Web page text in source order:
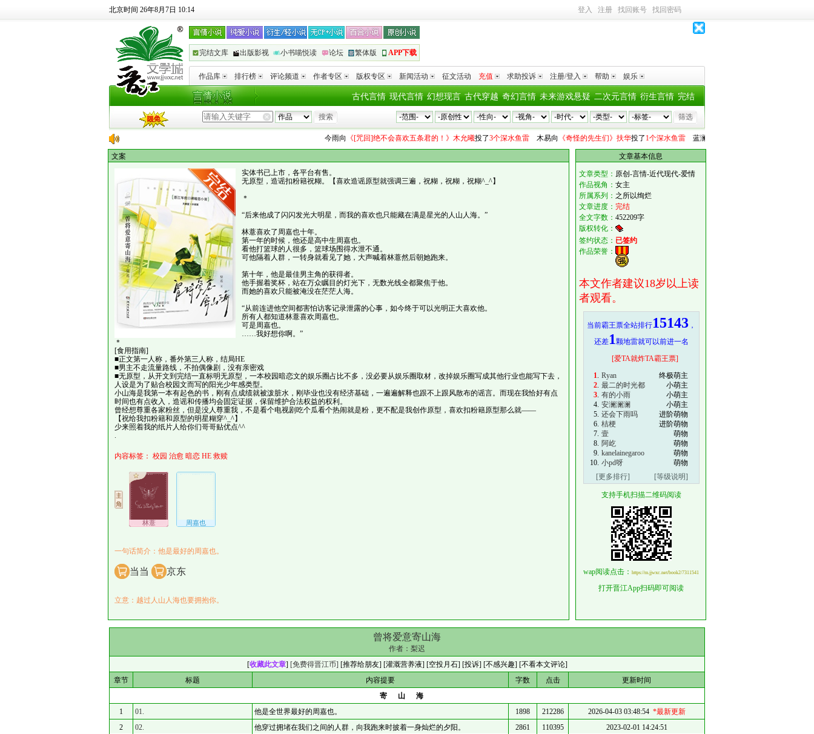
北京时间 26年8月7日 10:14 登入 注册 找回账号 找回密码
完结文库 出版影视 小书喵悦读 论坛 繁体版 APP下载
作品库 排行榜 评论频道 作者专区 版权专区 新闻活动 征文活动 充值 求助投诉 注册/登入 帮助 娱乐
完结
衍生言情
二次元言情
未来游戏悬疑
奇幻言情
古代穿越
幻想现言
现代言情
古代言情
向《[咒回]绝不会喜欢五条君的！》木允曦投了3个深水鱼雷 木易 向《奇怪的先生们》扶华 投了1个深水鱼雷 蓝澜 向《姐夫请自重》耳鹿
文案
实体书已上市，各平台有售。
无原型，造谣扣粉籍祝糊。【喜欢造谣原型就强调三遍，祝糊，祝糊，祝糊^_^】
＊
“后来他成了闪闪发光大明星，而我的喜欢也只能藏在满是星光的人山人海。”
林薏喜欢了周嘉也十年。
第一年的时候，他还是高中生周嘉也。
看他打篮球的人很多，篮球场围得水泄不通。
可他隔着人群，一转身就看见了她，大声喊着林薏然后朝她跑来。
第十年，他是最佳男主角的获得者。
他手握着奖杯，站在万众瞩目的灯光下，无数光线全都聚焦于他。
而她的喜欢只能被淹没在茫茫人海。
“从前连进他空间都害怕访客记录泄露的心事，如今终于可以光明正大喜欢他。
所有人都知道林薏喜欢周嘉也。
可是周嘉也。
……我好想你啊。”
＊
[食用指南]
■正文第一人称，番外第三人称，结局HE
■男主不走流量路线，不拍偶像剧，没有亲密戏
■无原型，从开文到完结一直标明无原型，一本校园暗恋文的娱乐圈占比不多，没必要从娱乐圈取材，改掉娱乐圈写成其他行业也能写下去，
人设是为了贴合校园文而写的阳光少年感类型。
小山海是我第一本有起色的书，刚有点成绩就被泼脏水，刚毕业也没有经济基础，一遍遍解释也跟不上跟风散布的谣言。而现在我恰好有点
时间也有点收入，造谣和传播均会固定证据，保留维护合法权益的权利。
曾经想尊重各家粉丝，但是没人尊重我，不是看个电视剧吃个瓜看个热闹就是粉，更不配是我创作原型，喜欢扣粉籍原型那么就——
【祝给我扣粉籍和原型的明星糊穿^_^】
少来照着我的纸片人给你们哥哥贴优点^^
.
内容标签： 校园 治愈 暗恋 HE 救赎
林薏 周嘉也
一句话简介：他是最好的周嘉也。
当当 京东
立意：越过人山人海也要拥抱你。
文章基本信息
文章类型： 原创-言情-近代现代-爱情
作品视角： 女主
所属系列： 之所以绚烂
文章进度： 完结
全文字数： 452209字
版权转化：
签约状态： 已签约
作品荣誉：
本文作者建议18岁以上读
者观看。
当前霸王票全站排行15143 ，
还差1颗地雷就可以前进一名
[爱TA就炸TA霸王票]
1. Ryan
终极萌主
2. 最二的时光都
小萌主
3. 有的小雨
小萌主
4. 安澜澜澜
小萌主
5. 还会下雨吗
进阶萌物
6. 桔梗
进阶萌物
7. 壹
萌物
8. 阿屹
萌物
9. kanelainegaroo
萌物
10. 小pd呀
萌物
[更多排行]
[等级说明]
支持手机扫描二维码阅读
wap阅读点击： https://m.jjwxc.net/book2/7311541
打开晋江App扫码即可阅读
曾将爱意寄山海
作者： 梨迟
[收藏此文章] [免费得晋江币] [推荐给朋友] [灌溉营养液] [空投月石] [投诉] [不感兴趣] [不看本文评论]
章节
标题 内容提要 字数 点击
更新时间
寄山海
1
01. 他是全世界最好的周嘉也。 1898 212286 2026-04-03 03:48:54 *最新更新
2
02. 他穿过拥堵在我们之间的人群，向我跑来时披着一身灿烂的夕阳。 2861 110395
2023-02-01 14:24:51